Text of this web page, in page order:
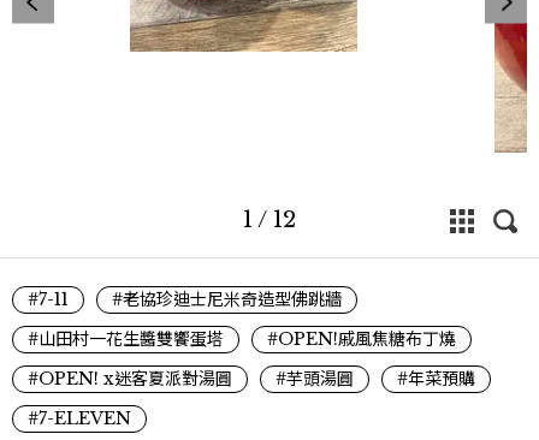
1 / 12
#7-11
#老協珍迪士尼米奇造型佛跳牆
#山田村一花生醬雙饗蛋塔
#OPEN!戚風焦糖布丁燒
#OPEN! x迷客夏派對湯圓
#芋頭湯圓
#年菜預購
#7-ELEVEN